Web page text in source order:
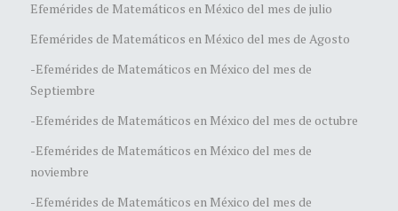
Efemérides de Matemáticos en México del mes de julio
Efemérides de Matemáticos en México del mes de Agosto
-Efemérides de Matemáticos en México del mes de
Septiembre
-Efemérides de Matemáticos en México del mes de octubre
-Efemérides de Matemáticos en México del mes de
noviembre
-Efemérides de Matemáticos en México del mes de